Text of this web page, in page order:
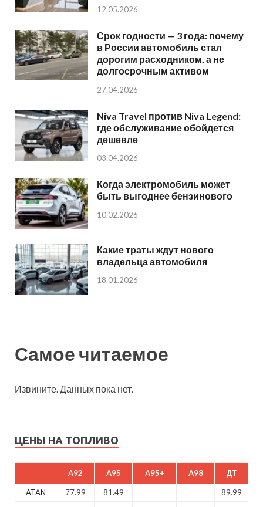
12.05.2026
Срок годности — 3 года: почему
в России автомобиль стал
дорогим расходником, а не
долгосрочным активом
27.04.2026
Niva Travel против Niva Legend:
где обслуживание обойдется
дешевле
03.04.2026
Когда электромобиль может
быть выгоднее бензинового
10.02.2026
Какие траты ждут нового
владельца автомобиля
18.01.2026
Самое читаемое
Извините. Данных пока нет.
ЦЕНЫ НА ТОПЛИВО
A92 A95 A95+ A98 ДТ
ATAN 77.99 81.49
89.99